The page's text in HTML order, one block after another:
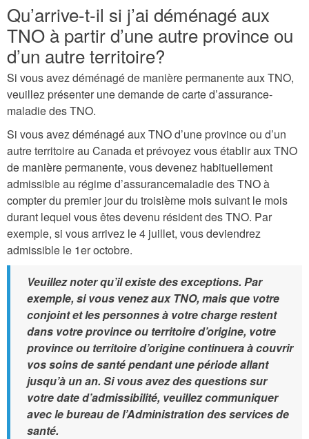
Qu’arrive-t-il si j’ai déménagé aux
TNO à partir d’une autre province ou
d’un autre territoire?
Si vous avez déménagé de manière permanente aux TNO,
veuillez présenter une demande de carte d’assurance-
maladie des TNO.
Si vous avez déménagé aux TNO d’une province ou d’un
autre territoire au Canada et prévoyez vous établir aux TNO
de manière permanente, vous devenez habituellement
admissible au régime d’assurancemaladie des TNO à
compter du premier jour du troisième mois suivant le mois
durant lequel vous êtes devenu résident des TNO. Par
exemple, si vous arrivez le 4 juillet, vous deviendrez
admissible le 1er octobre.
Veuillez noter qu’il existe des exceptions. Par
exemple, si vous venez aux TNO, mais que votre
conjoint et les personnes à votre charge restent
dans votre province ou territoire d’origine, votre
province ou territoire d’origine continuera à couvrir
vos soins de santé pendant une période allant
jusqu’à un an. Si vous avez des questions sur
votre date d’admissibilité, veuillez communiquer
avec le bureau de l’Administration des services de
santé.